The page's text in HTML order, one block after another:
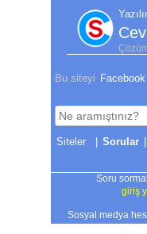
Bu siteyi Facebook
| Sorular |
Soru
giriş
Sosyal medya